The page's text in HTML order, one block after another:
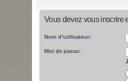
Vous devez vous inscrire
Nom d’utilisateur:
Mot de passe: